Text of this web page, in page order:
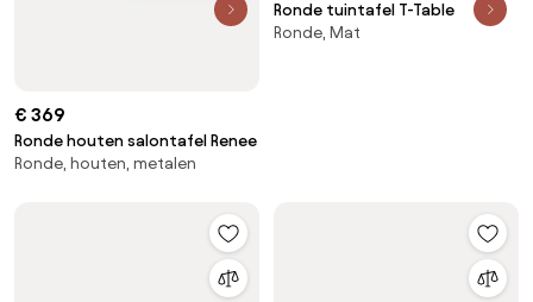
€ 369
Ronde houten salontafel Renee
Ronde, houten, metalen
Ronde tuintafel T-Table
Ronde, Mat